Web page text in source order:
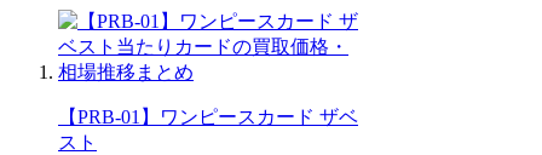
【PRB-01】ワンピースカード ザベ
スト